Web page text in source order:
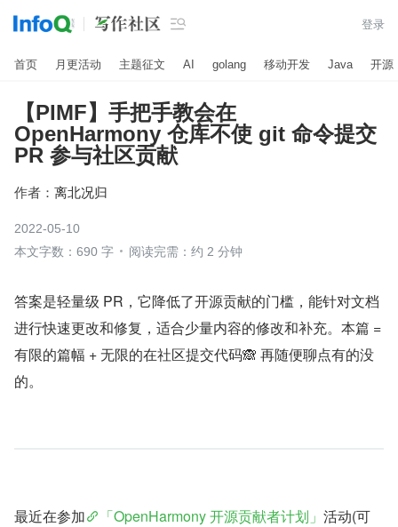
 登录
首页 月更活动 主题征文 AI golang 移动开发 Java 开源
【PIMF】手把手教会在
OpenHarmony 仓库不使 git 命令提交
PR 参与社区贡献
作者： 离北况归
2022-05-10
本文字数：690 字
阅读完需：约 2 分钟
答案是轻量级 PR，它降低了开源贡献的门槛，能针对文档
进行快速更改和修复，适合少量内容的修改和补充。本篇 =
有限的篇幅 + 无限的在社区提交代码🙈 再随便聊点有的没
的。
最近在参加 「OpenHarmony 开源贡献者计划」 活动(可